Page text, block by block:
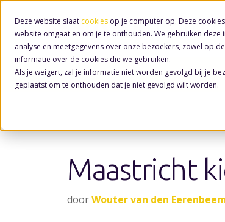
Deze website slaat cookies op je computer op. Deze
website omgaat en om je te onthouden. We gebruiken
analyse en meetgegevens over onze bezoekers, zowel op
informatie over de cookies die we gebruiken.
Als je weigert, zal je informatie niet worden gevolgd bij je
geplaatst om te onthouden dat je niet gevolgd wilt worden.
Nieuws
Maastricht
doorWouter van den